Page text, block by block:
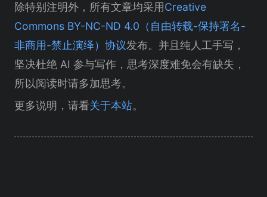
除特别注明外，所有文章均采用Creative
Commons BY-NC-ND 4.0（自由转载-保持署名-
非商用-禁止演绎）协议发布。并且纯人工手写，
坚决杜绝 AI 参与写作，思考深度难免会有缺失，
所以阅读时请多加思考。
更多说明，请看关于本站。